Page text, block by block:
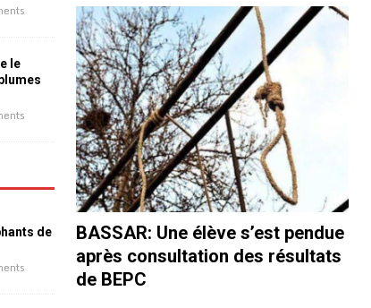
le
de
BASSAR: Une élève s’est pendue
après consultation des résultats
de BEPC